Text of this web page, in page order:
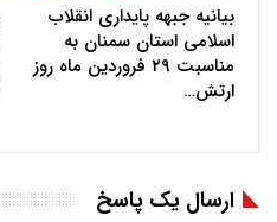
بیانیه جبهه پایداری انقلاب
اسلامی استان سمنان به
مناسبت ۲۹ فروردین ماه روز
ارتش…
ارسال یک پاسخ